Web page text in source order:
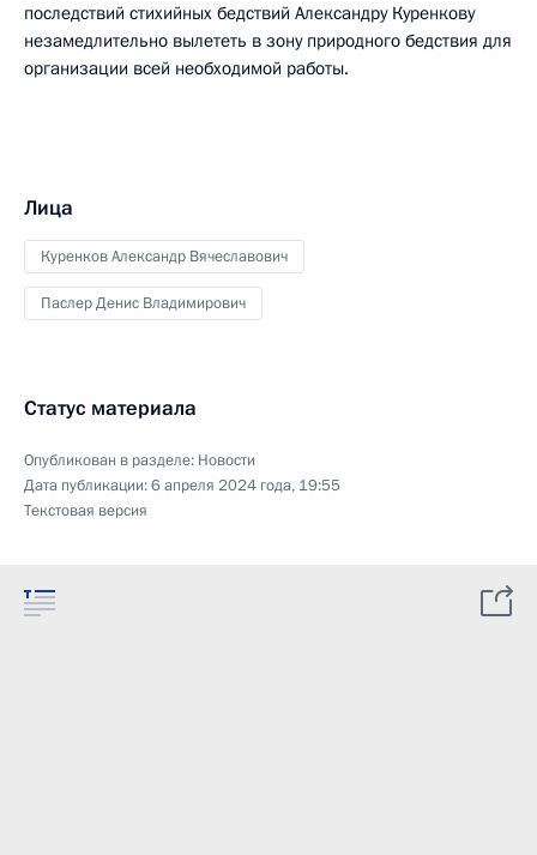
последствий стихийных бедствий Александру Куренкову
незамедлительно вылететь в зону природного бедствия для
организации всей необходимой работы.
Лица
Куренков Александр Вячеславович
Паслер Денис Владимирович
Статус материала
Опубликован в разделе: Новости
Дата публикации:6 апреля 2024 года, 19:55
Текстовая версия